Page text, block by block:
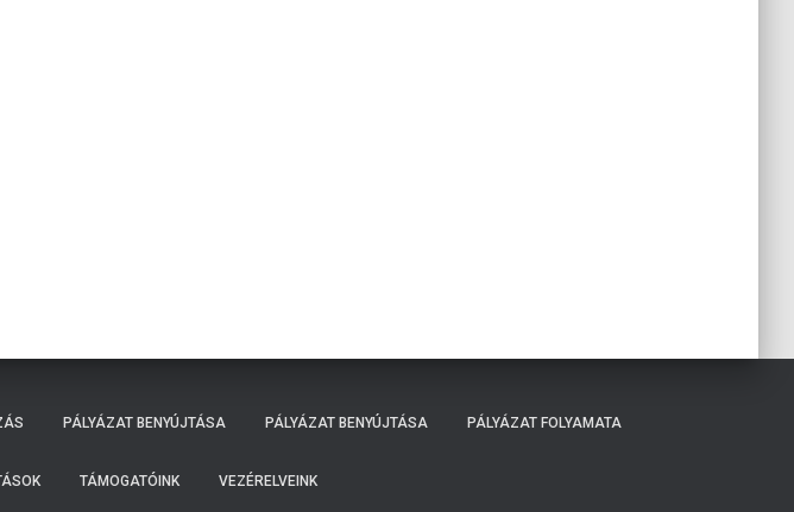
PÁLYÁZAT BENYÚJTÁSA PÁLYÁZAT BENYÚJTÁSA PÁLYÁZAT FOLYAMATA
TÁMOGATÓINK VEZÉRELVEINK